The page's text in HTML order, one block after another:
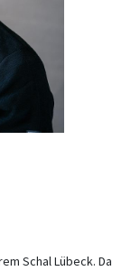
Schal Lübeck. Da